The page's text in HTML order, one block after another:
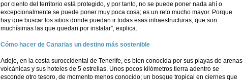
por ciento del territorio está protegido, y por tanto, no se puede poner nada ahí o
excepcionalmente se puede poner muy poca cosa; es un reto mucho mayor. Porque
hay que buscar los sitios donde puedan ir todas esas infraestructuras, que son
muchísimas las que quedan por instalar”, explica.
Cómo hacer de Canarias un destino más sostenible
Adeje, en la costa suroccidental de Tenerife, es bien conocida por sus playas de arenas
volcánicas y sus hoteles de 5 estrellas. Unos pocos kilómetros tierra adentro se
esconde otro tesoro, de momento menos conocido; un bosque tropical en ciernes que